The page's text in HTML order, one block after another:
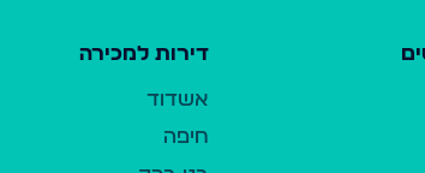
דירות למכירה
אשדוד
חיפה